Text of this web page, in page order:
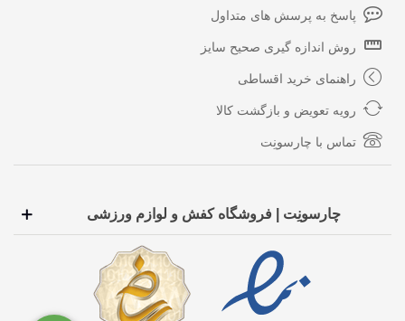
پاسخ به پرسش های متداول
روش اندازه گیری صحیح سایز
راهنمای خرید اقساطی
رویه تعویض و بازگشت کالا
تماس با چارسونِت
چارسونِت | فروشگاه کفش و لوازم ورزشی